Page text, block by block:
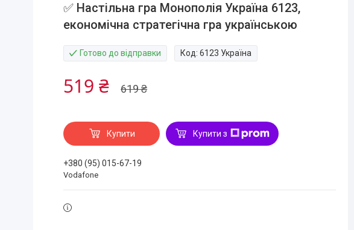
✅ Настільна гра Монополія Україна 6123,
економічна стратегічна гра українською
Готово до відправки Код:6123 Україна
619 ₴
519 ₴
Купити Купити з
+380 (95) 015-67-19
Vodafone